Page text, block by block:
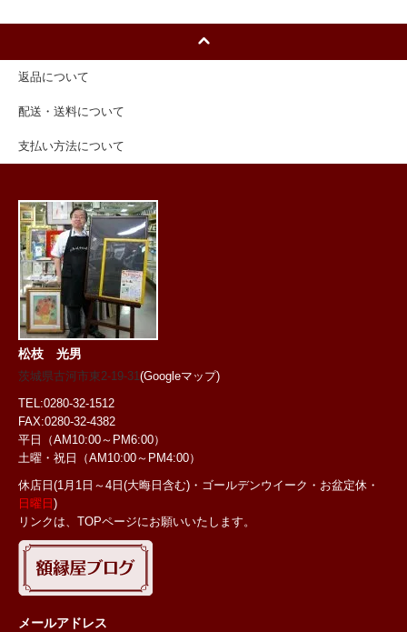
返品について
配送・送料について
支払い方法について
松枝 光男
茨城県古河市東2-19-31(Googleマップ)
TEL:0280-32-1512
FAX:0280-32-4382
平日（AM10:00～PM6:00）
土曜・祝日
（AM10:00～PM4:00）
休店日(1月1日～4日(大晦日含む)・ゴールデンウイーク・お盆定休・
日曜日 )
リンクは、TOPページにお願いいたします。
メールアドレス